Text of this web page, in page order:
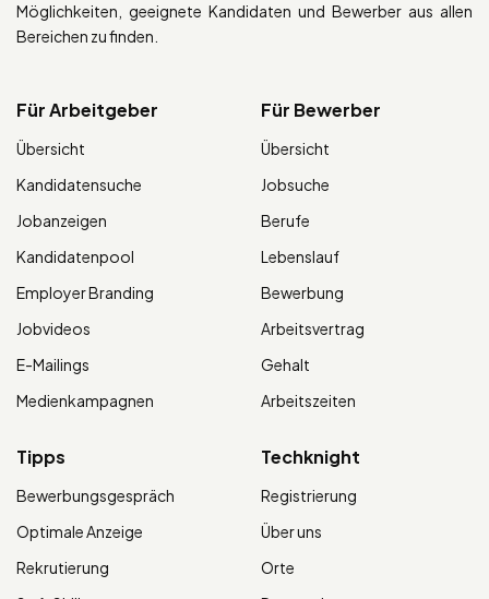
Möglichkeiten, geeignete Kandidaten und Bewerber aus allen
Bereichen zu finden.
Für Arbeitgeber
Übersicht
Kandidatensuche
Jobanzeigen
Kandidatenpool
Employer Branding
Jobvideos
E-Mailings
Medienkampagnen
Für Bewerber
Übersicht
Jobsuche
Berufe
Lebenslauf
Bewerbung
Arbeitsvertrag
Gehalt
Arbeitszeiten
Tipps
Bewerbungsgespräch
Optimale Anzeige
Rekrutierung
Techknight
Registrierung
Über uns
Orte